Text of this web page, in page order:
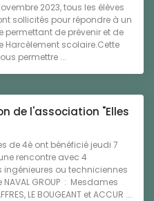
2023, tous les élèves
sollicités pour répondre à un
permettant de prévenir et de
Harcèlement scolaire.Cette
permettre ...
de l'association "Elles
de 4è ont bénéficié jeudi 7
rencontre avec 4
ingénieures ou techniciennes
GROUP : Mesdames
LE BOUGEANT et ACCUR ...